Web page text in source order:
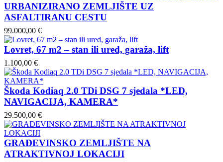
URBANIZIRANO ZEMLJIŠTE UZ
ASFALTIRANU CESTU
99.000,00 €
Lovret, 67 m2 – stan ili ured, garaža, lift
1.100,00 €
Škoda Kodiaq 2.0 TDi DSG 7 sjedala *LED,
NAVIGACIJA, KAMERA*
29.500,00 €
GRAĐEVINSKO ZEMLJIŠTE NA
ATRAKTIVNOJ LOKACIJI